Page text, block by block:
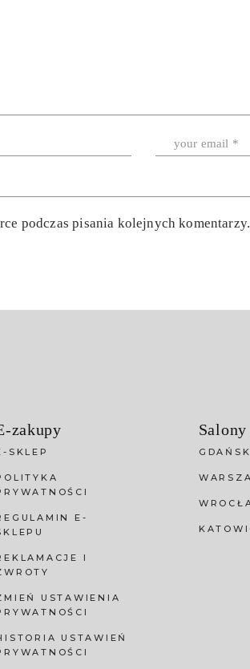
podczas pisania kolejnych komentarzy.
zakupy
SKLEP
E-
I
USTAWIENIA
USTAWIEŃ
GDAŃSK